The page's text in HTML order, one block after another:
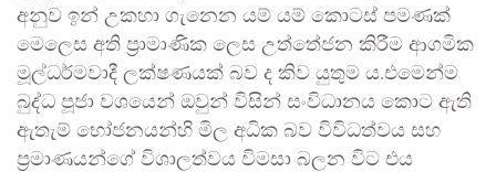
අනුව ඉන් උකහා ගැනෙන යම් යම් කොටස් පමණක්
මෙලෙස අති ප්‍රාමාණික ලෙස උත්තේජන කිරීම ආගමික
මූල්ධර්මවාදී ලක්ෂණයක් බව ද කිව යුතුම ය.එමෙන්ම
බුද්ධ පූජා වශයෙන් ඔවුන් විසින් සංවිධානය කොට ඇති
ඇතැම් භෝජනයන්හි මිල අධික බව විවිධත්වය සහ
ප්‍රමාණයන්ගේ විශාලත්වය විමසා බලන විට එය